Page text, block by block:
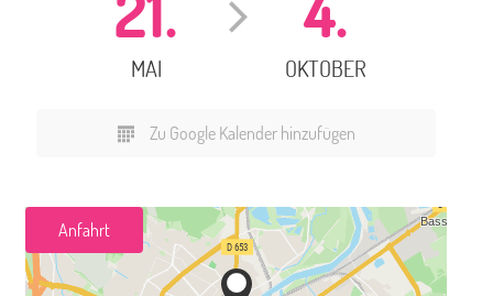
MAI OKTOBER
Zu Google Kalender hinzufügen
Anfahrt